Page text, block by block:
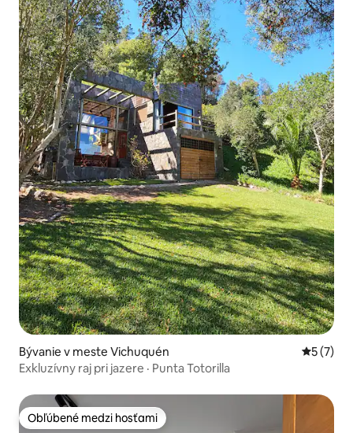
Bývanie v meste Vichuquén
5 (7)
Exkluzívny raj pri jazere · Punta Totorilla
Obľúbené medzi hosťami
Obľúbené medzi hosťami